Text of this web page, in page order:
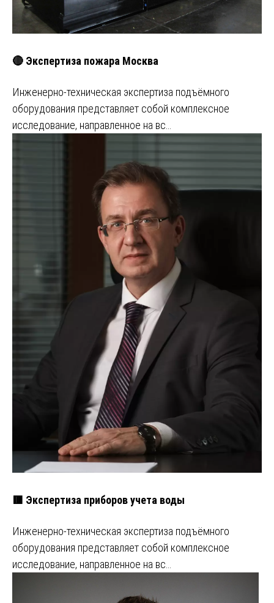
🔴 Экспертиза пожара Москва
Инженерно-техническая экспертиза подъёмного
оборудования представляет собой комплексное
исследование, направленное на вс…
🟥 Экспертиза приборов учета воды
Инженерно-техническая экспертиза подъёмного
оборудования представляет собой комплексное
исследование, направленное на вс…